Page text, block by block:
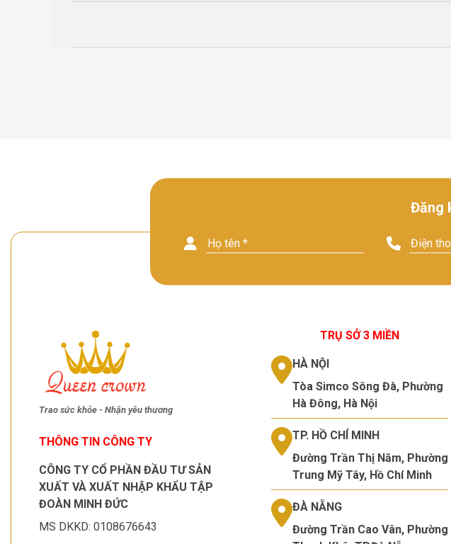
Đăng
Trao sức khỏe - Nhận yêu thương
THÔNG TIN CÔNG TY
CÔNG TY CỔ PHẦN ĐẦU TƯ SẢN
XUẤT VÀ XUẤT NHẬP KHẨU TẬP
ĐOÀN MINH ĐỨC
MS DKKD: 0108676643
TRỤ SỞ 3 MIỀN
HÀ NỘI
Tòa Simco Sông Đà, Phường
Hà Đông, Hà Nội
TP. HỒ CHÍ MINH
Đường Trần Thị Năm, Phường
Trung Mỹ Tây, Hồ Chí Minh
ĐÀ NẴNG
Đường Trần Cao Vân, Phường